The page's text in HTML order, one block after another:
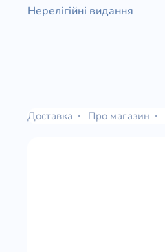
Нерелігійні видання
Доставка Про магазин